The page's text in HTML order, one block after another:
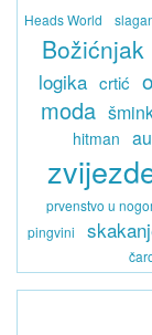
Heads World
Božićnjak
logika crtić
moda
hitman
prvenstvo u
pingvini